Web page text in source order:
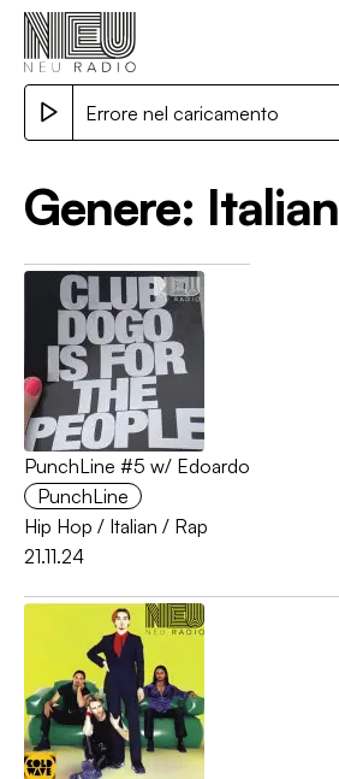
Errore nel caricamento
Genere: Italian
PunchLine #5 w/ Edoardo
PunchLine
Hip Hop / Italian / Rap
21.11.24